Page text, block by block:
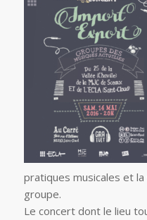
pratiques musicales et
groupe.
Le concert dont le lieu